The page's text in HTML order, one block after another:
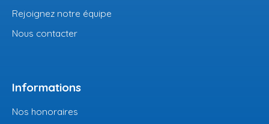
Rejoignez notre équipe
Nous contacter
Informations
Nos honoraires